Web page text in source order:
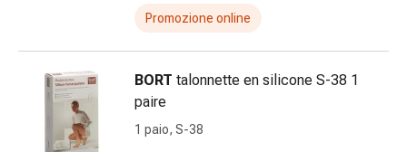
scottature
cambio
della
Promozione online
BORT talonnette en silicone S-38 1
paire
1 paio, S-38